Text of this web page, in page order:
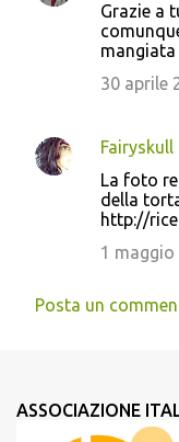
Grazie a
30 aprile
Fairyskull
La foto
della
http://
1 maggio
Posta un
ASSOCIAZIONE